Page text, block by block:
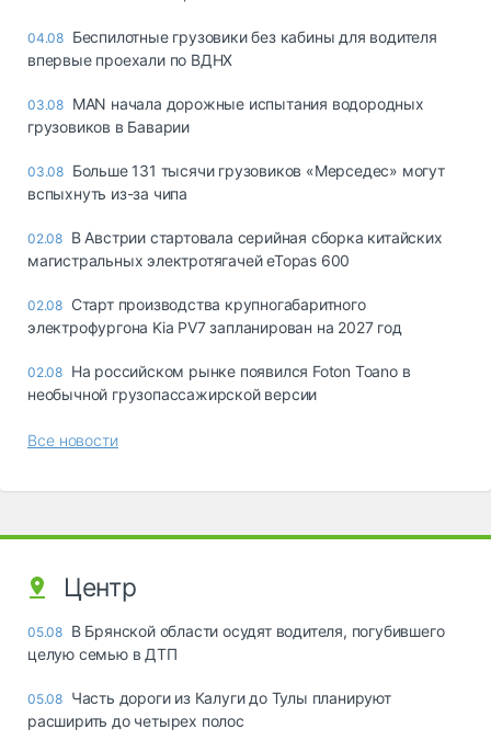
04.08 Беспилотные грузовики без кабины для водителя
впервые проехали по ВДНХ
03.08 MAN начала дорожные испытания водородных
грузовиков в Баварии
03.08 Больше 131 тысячи грузовиков «Мерседес» могут
вспыхнуть из-за чипа
02.08 В Австрии стартовала серийная сборка китайских
магистральных электротягачей eTopas 600
02.08 Старт производства крупногабаритного
электрофургона Kia PV7 запланирован на 2027 год
02.08 На российском рынке появился Foton Toano в
необычной грузопассажирской версии
Все новости
Центр
05.08 В Брянской области осудят водителя, погубившего
целую семью в ДТП
05.08 Часть дороги из Калуги до Тулы планируют
расширить до четырех полос